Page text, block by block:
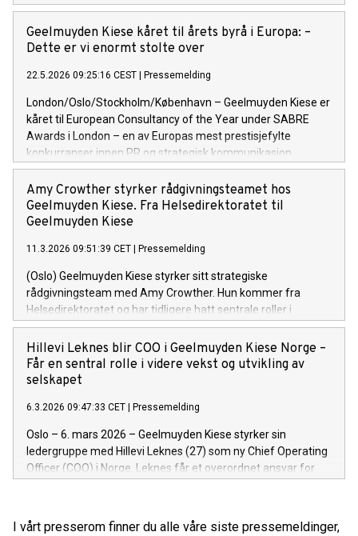
spennende virksomheter.
Geelmuyden Kiese kåret til årets byrå i Europa: –
Dette er vi enormt stolte over
22.5.2026 09:25:16 CEST Pressemelding
London/Oslo/Stockholm/København – Geelmuyden Kiese er
kåret til European Consultancy of the Year under SABRE
Awards i London – en av Europas mest prestisjefylte
konkurranser innen PR og strategisk kommunikasjon.
Amy Crowther styrker rådgivningsteamet hos
Geelmuyden Kiese. Fra Helsedirektoratet til
Geelmuyden Kiese
11.3.2026 09:51:39 CET Pressemelding
(Oslo) Geelmuyden Kiese styrker sitt strategiske
rådgivningsteam med Amy Crowther. Hun kommer fra
Helsedirektoratet og har tidligere hatt sentrale roller i
Publicis MSL, hvor hun blant annet var seniorrådgiver og
Head of Operations, driftssjef. Nå går hun inn som
seniorrådgiver i Geelmuyden Kiese og igjen nær medarbeider
med Rolf Ellingsen Aaneland som hun jobbet tett sammen
Hillevi Leknes blir COO i Geelmuyden Kiese Norge –
Får en sentral rolle i videre vekst og utvikling av
selskapet
6.3.2026 09:47:33 CET Pressemelding
Oslo – 6. mars 2026 – Geelmuyden Kiese styrker sin
ledergruppe med Hillevi Leknes (27) som ny Chief Operating
Officer (COO) i Norge. Leknes får et overordnet ansvar for
I vårt presserom finner du alle våre siste pressemeldinger,